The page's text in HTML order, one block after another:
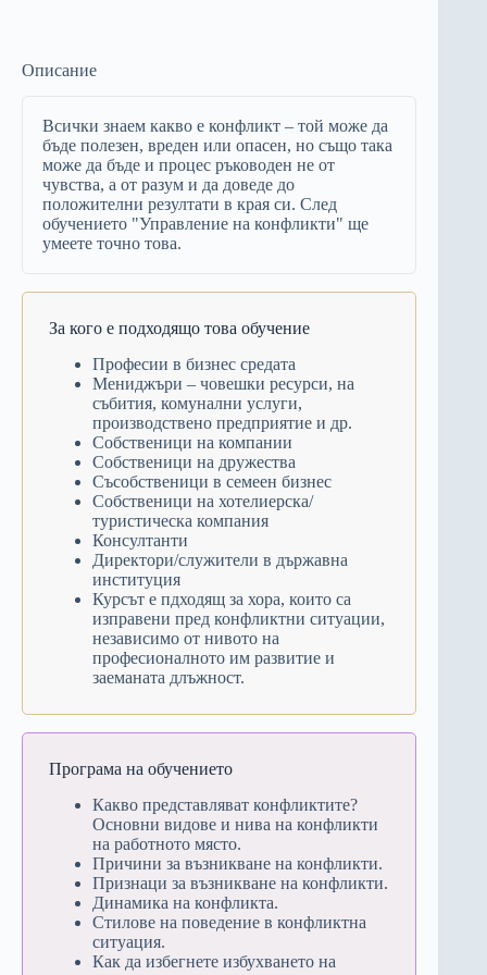
Описание
Всички знаем какво е конфликт – той може да
бъде полезен, вреден или опасен, но също така
може да бъде и процес ръководен не от
чувства, а от разум и да доведе до
положителни резултати в края си. След
обучението "Управление на конфликти" ще
умеете точно това.
За кого е подходящо това обучение
Професии в бизнес средата
Мениджъри – човешки ресурси, на
събития, комунални услуги,
производствено предприятие и др.
Собственици на компании
Собственици на дружества
Съсобственици в семеен бизнес
Собственици на хотелиерска/
туристическа компания
Консултанти
Директори/служители в държавна
институция
Курсът е пдходящ за хора, които са
изправени пред конфликтни ситуации,
независимо от нивото на
професионалното им развитие и
заеманата длъжност.
Програма на обучението
Какво представляват конфликтите?
Основни видове и нива на конфликти
на работното място.
Причини за възникване на конфликти.
Признаци за възникване на конфликти.
Динамика на конфликта.
Стилове на поведение в конфликтна
ситуация.
Как да избегнете избухването на